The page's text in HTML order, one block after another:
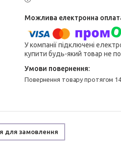
У компанії підключені
купити будь-який товар не
повернення товару протягом
для замовлення